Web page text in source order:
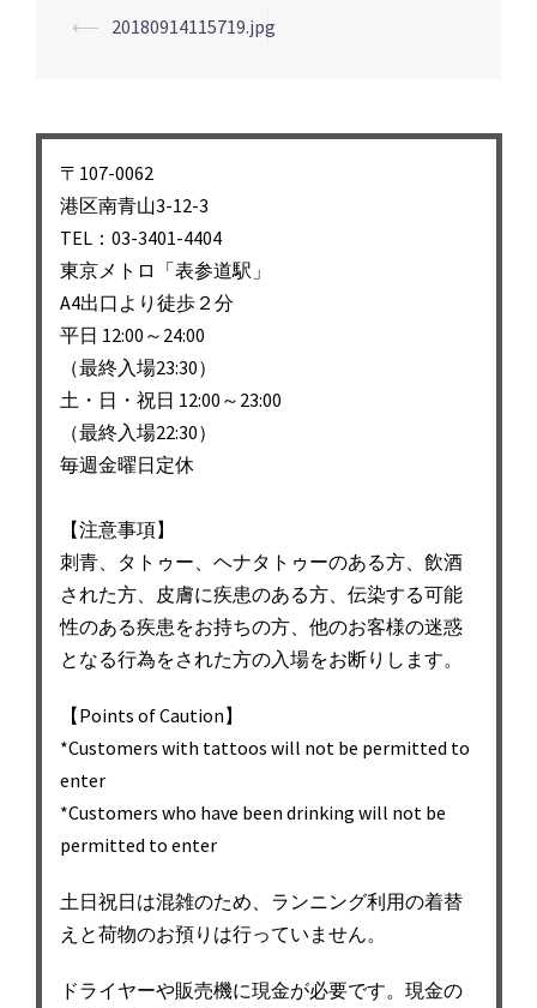
投
ビ
ゲ
ー
シ
ョ
ン
⟵ 20180914115719.jpg
〒107-0062
港区南青山3-12-3
TEL：03-3401-4404
東京メトロ「表参道駅」
A4出口より徒歩２分
平日 12:00～24:00
（最終入場23:30）
土・日・祝日 12:00～23:00
（最終入場22:30）
毎週金曜日定休
【注意事項】
刺青、タトゥー、ヘナタトゥーのある方、飲酒
された方、皮膚に疾患のある方、伝染する可能
性のある疾患をお持ちの方、他のお客様の迷惑
となる行為をされた方の入場をお断りします。
【Points of Caution】
*Customers with tattoos will not be permitted to
enter
*Customers who have been drinking will not be
permitted to enter
土日祝日は混雑のため、ランニング利用の着替
えと荷物のお預りは行っていません。
ドライヤーや販売機に現金が必要です。現金の